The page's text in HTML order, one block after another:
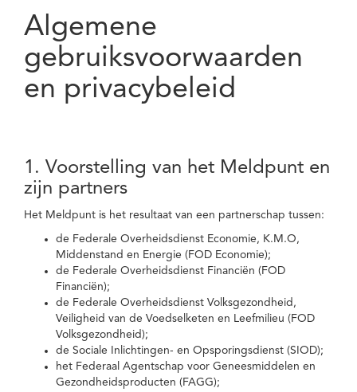
Algemene
gebruiksvoorwaarden
en privacybeleid
1. Voorstelling van het Meldpunt en
zijn partners
Het Meldpunt is het resultaat van een partnerschap tussen:
de Federale Overheidsdienst Economie, K.M.O,
Middenstand en Energie (FOD Economie);
de Federale Overheidsdienst Financiën (FOD
Financiën);
de Federale Overheidsdienst Volksgezondheid,
Veiligheid van de Voedselketen en Leefmilieu (FOD
Volksgezondheid);
de Sociale Inlichtingen- en Opsporingsdienst (SIOD);
het Federaal Agentschap voor Geneesmiddelen en
Gezondheidsproducten (FAGG);